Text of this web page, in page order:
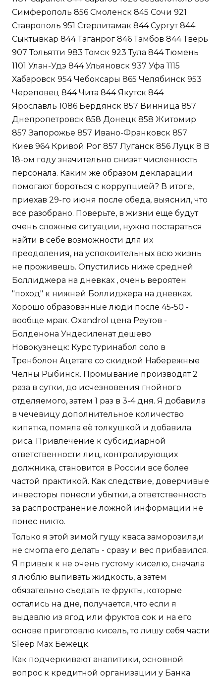
Симферополь 856 Смоленск 845 Сочи 921
Ставрополь 951 Стерлитамак 844 Сургут 844
Сыктывкар 844 Таганрог 846 Тамбов 844 Тверь
907 Тольятти 983 Томск 923 Тула 844 Тюмень
1101 Улан-Удэ 844 Ульяновск 937 Уфа 1115
Хабаровск 954 Чебоксары 865 Челябинск 953
Череповец 844 Чита 844 Якутск 844
Ярославль 1086 Бердянск 857 Винница 857
Днепропетровск 858 Донецк 858 Житомир
857 Запорожье 857 Ивано-Франковск 857
Киев 964 Кривой Рог 857 Луганск 856 Луцк 8 В
18-ом году значительно снизят численность
персонала. Каким же образом декларации
помогают бороться с коррупцией? В итоге,
приехав 29-го июня после обеда, выяснил, что
все разобрано. Поверьте, в жизни еще будут
очень сложные ситуации, нужно постараться
найти в себе возможности для их
преодоления, на успокоительных всю жизнь
не проживешь. Опустились ниже средней
Боллиджера на дневках , очень вероятен
"поход" к нижней Боллиджера на дневках.
Хорошо образованные люди после 45-50 -
вообще мрак. Oxandrol цена Реутов -
Болденона Ундесиленат дешево
Новокузнецк: Курс туринабол соло в
Тренболон Ацетате со скидкой Набережные
Челны Рыбинск. Промывание производят 2
раза в сутки, до исчезновения гнойного
отделяемого, затем 1 раз в 3-4 дня. Я добавила
в чечевицу дополнительное количество
кипятка, помяла её толкушкой и добавила
риса. Привлечение к субсидиарной
ответственности лиц, контролирующих
должника, становится в России все более
частой практикой. Как следствие, доверчивые
инвесторы понесли убытки, а ответственность
за распространение ложной информации не
понес никто.
Только я этой зимой гущу кваса заморозила,и
не смогла его делать - сразу и вес прибавился.
Я привык к не очень густому киселю, сначала
я люблю выпивать жидкость, а затем
обязательно съедать те фрукты, которые
остались на дне, получается, что если я
выдавлю из ягод или фруктов сок и на его
основе приготовлю кисель, то лишу себя части
Sleep Max Бежецк.
Как подчеркивают аналитики, основной
вопрос к кредитной организации у Банка